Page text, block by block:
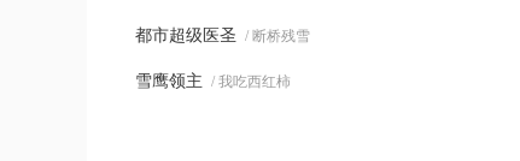
都市超级医圣 / 断桥残雪
雪鹰领主 / 我吃西红柿